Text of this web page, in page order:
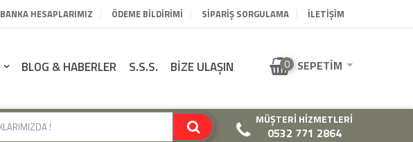
BANKA HESAPLARIMIZ ÖDEME BILDIRIMI SIPARIŞ SORGULAMA İLETİŞİM
BLOG & HABERLER S.S.S. BİZE ULAŞIN 0 SEPETIM
MÜŞTERI HIZMETLERI
0532 771 2864